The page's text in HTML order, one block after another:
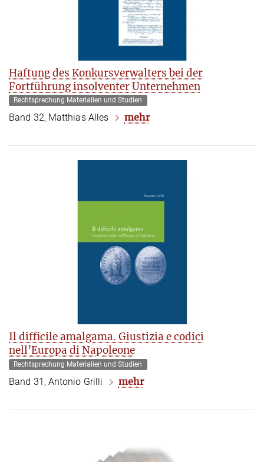
Haftung des Konkursverwalters bei der
Fortführung insolventer Unternehmen
Rechtsprechung Materialien und Studien
Band 32, Matthias Alles mehr
Il difficile amalgama. Giustizia e codici
nell’Europa di Napoleone
Rechtsprechung Materialien und Studien
Band 31, Antonio Grilli mehr